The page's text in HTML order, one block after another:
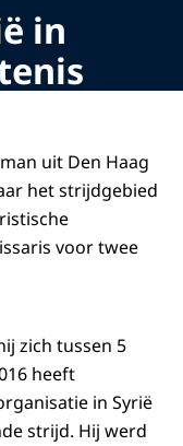
in
uit Den Haag
het strijdgebied
voor twee
zich tussen 5
heeft
in Syrië
strijd. Hij werd